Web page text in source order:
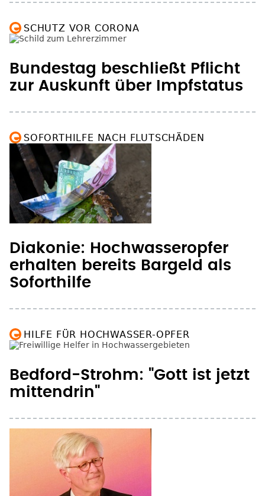
SCHUTZ VOR CORONA
Bundestag beschließt Pflicht
zur Auskunft über Impfstatus
SOFORTHILFE NACH FLUTSCHÄDEN
Diakonie: Hochwasseropfer
erhalten bereits Bargeld als
Soforthilfe
HILFE FÜR HOCHWASSER-OPFER
Bedford-Strohm: "Gott ist jetzt
mittendrin"
Bedford-Strohm: Kirchen
standen am Anfang der